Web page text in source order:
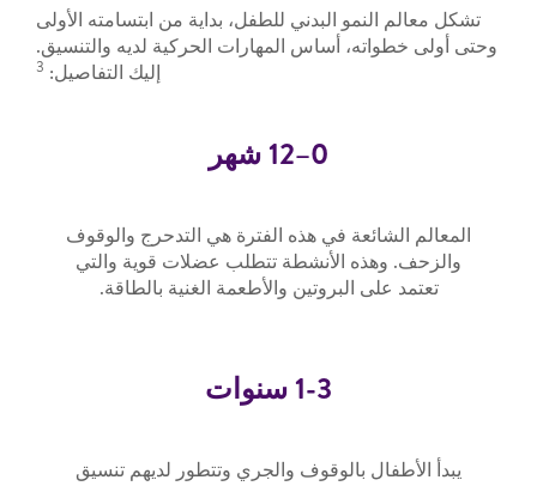
تشكل معالم النمو البدني للطفل، بداية من ابتسامته الأولى
وحتى أولى خطواته، أساس المهارات الحركية لديه والتنسيق.
إليك التفاصيل: 3
0–12 شهر
المعالم الشائعة في هذه الفترة هي التدحرج والوقوف
والزحف. وهذه الأنشطة تتطلب عضلات قوية والتي
تعتمد على البروتين والأطعمة الغنية بالطاقة.
1-3 سنوات
يبدأ الأطفال بالوقوف والجري وتتطور لديهم تنسيق